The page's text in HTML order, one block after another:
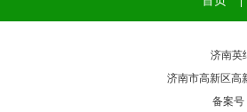
济南英
济南市高新区高
备案号